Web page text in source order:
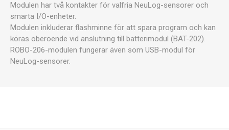
Modulen har två kontakter för valfria NeuLog-sensorer och
smarta I/O-enheter.
Modulen inkluderar flashminne för att spara program och kan
köras oberoende vid anslutning till batterimodul (BAT-202).
ROBO-206-modulen fungerar även som USB-modul för
NeuLog-sensorer.